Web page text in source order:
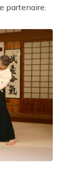
partenaire.